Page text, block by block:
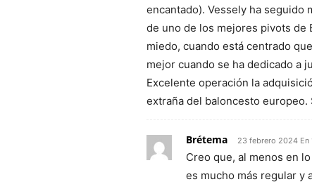
encantado). Vessely ha seguido
de uno de los mejores pivots de
miedo, cuando está centrado
mejor cuando se ha dedicado a
Excelente operación la
extraña del baloncesto europeo.
Brétema 23 febrero 2024 En
Creo que, al menos en
es mucho más regular y